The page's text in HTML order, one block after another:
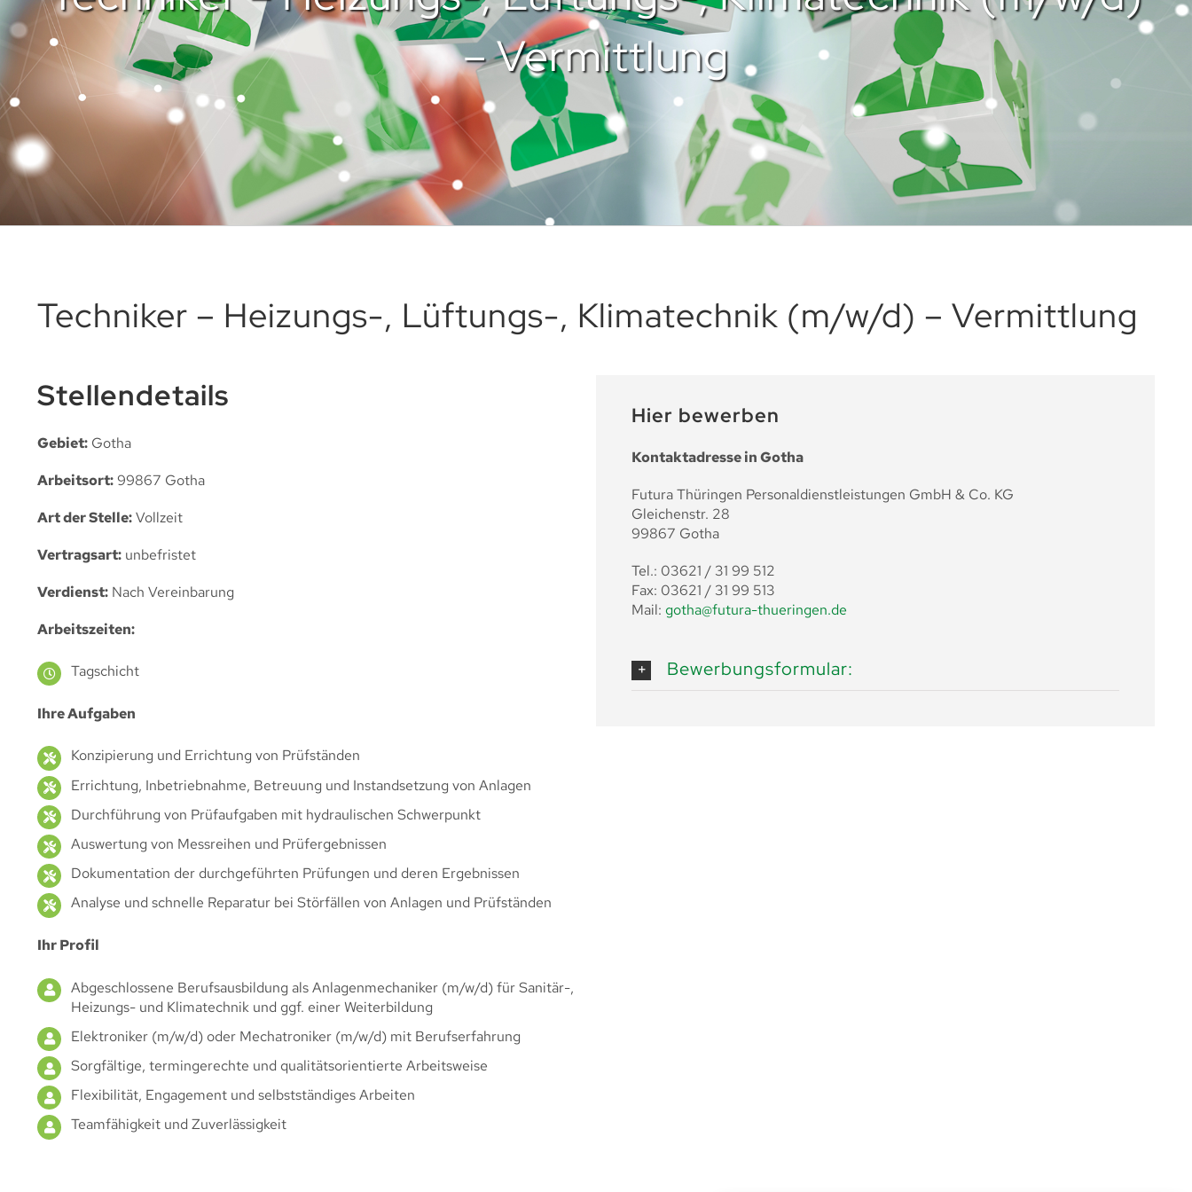
– Vermittlung
Techniker – Heizungs-, Lüftungs-, Klimatechnik (m/w/d) – Vermittlung
Stellendetails
Gebiet: Gotha
Arbeitsort:99867 Gotha
Art der Stelle:Vollzeit
Vertragsart: unbefristet
Verdienst: Nach Vereinbarung
Arbeitszeiten:
Tagschicht
Ihre Aufgaben
Konzipierung und Errichtung von Prüfständen
Errichtung, Inbetriebnahme, Betreuung und Instandsetzung von Anlagen
Durchführung von Prüfaufgaben mit hydraulischen Schwerpunkt
Auswertung von Messreihen und Prüfergebnissen
Dokumentation der durchgeführten Prüfungen und deren Ergebnissen
Analyse und schnelle Reparatur bei Störfällen von Anlagen und Prüfständen
Ihr Profil
Abgeschlossene Berufsausbildung als Anlagenmechaniker (m/w/d) für Sanitär-,
Heizungs- und Klimatechnik und ggf. einer Weiterbildung
Elektroniker (m/w/d) oder Mechatroniker (m/w/d) mit Berufserfahrung
Sorgfältige, termingerechte und qualitätsorientierte Arbeitsweise
Flexibilität, Engagement und selbstständiges Arbeiten
Teamfähigkeit und Zuverlässigkeit
Hier bewerben
Kontaktadresse in Gotha
Futura Thüringen Personaldienstleistungen GmbH & Co. KG
Gleichenstr. 28
99867 Gotha
Tel.: 03621 / 31 99 512
Fax: 03621 / 31 99 513
Mail: gotha@futura-thueringen.de
Bewerbungsformular: